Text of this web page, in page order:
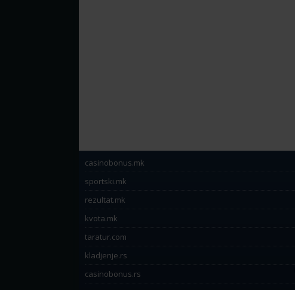
casinobonus.mk
sportski.mk
rezultat.mk
kvota.mk
taratur.com
kladjenje.rs
casinobonus.rs